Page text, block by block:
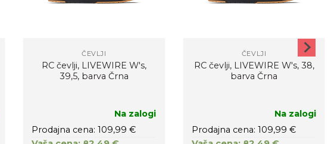
ČEVLJI
RC čevlji, LIVEWIRE W's,
39,5, barva Črna
Na zalogi
Prodajna cena: 109,99 €
ČEVLJI
RC čevlji, LIVEWIRE W's, 38,
barva Črna
Na zalogi
Prodajna cena: 109,99 €